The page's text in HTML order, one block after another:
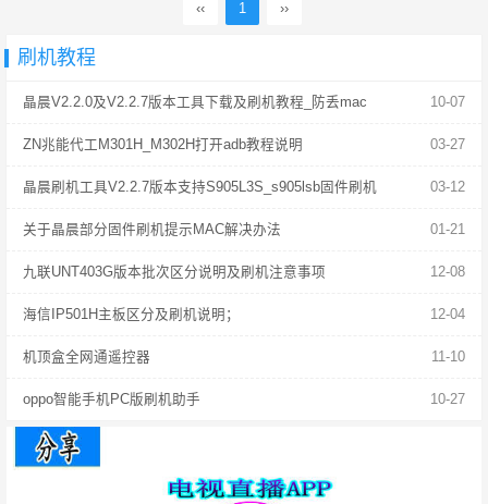
‹‹ 1 ››
刷机教程
10-07
晶晨V2.2.0及V2.2.7版本工具下载及刷机教程_防丢mac
03-27
ZN兆能代工M301H_M302H打开adb教程说明
03-12
晶晨刷机工具V2.2.7版本支持S905L3S_s905lsb固件刷机
01-21
关于晶晨部分固件刷机提示MAC解决办法
12-08
九联UNT403G版本批次区分说明及刷机注意事项
12-04
海信IP501H主板区分及刷机说明；
11-10
机顶盒全网通遥控器
10-27
oppo智能手机PC版刷机助手